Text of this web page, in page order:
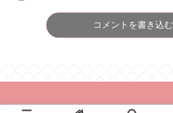
コメントを書き込む